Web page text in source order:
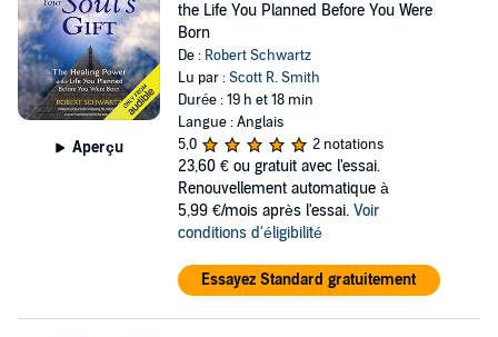
Aperçu
the Life You Planned Before You Were
Born
De : Robert Schwartz
Lu par :Scott R. Smith
Durée : 19 h et 18 min
Langue : Anglais
5,0
2 notations
23,60 € ou gratuit avec l'essai.
Renouvellement automatique à
5,99 €/mois après l'essai. Voir
conditions d'éligibilité
Essayez Standard gratuitement